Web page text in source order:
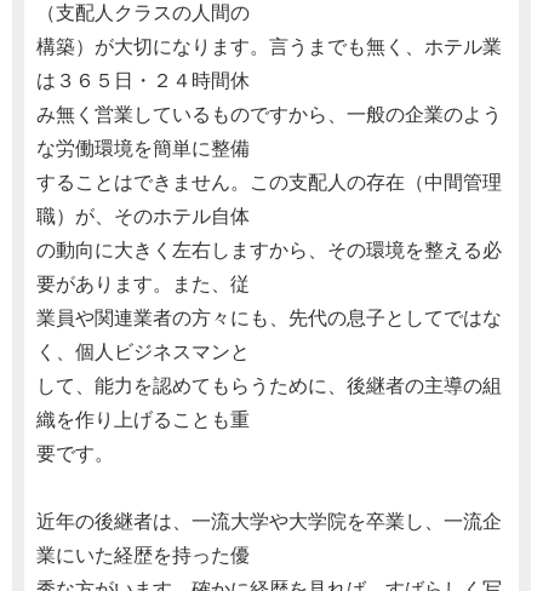
（支配人クラスの人間の
構築）が大切になります。言うまでも無く、ホテル業
は３６５日・２４時間休
み無く営業しているものですから、一般の企業のよう
な労働環境を簡単に整備
することはできません。この支配人の存在（中間管理
職）が、そのホテル自体
の動向に大きく左右しますから、その環境を整える必
要があります。また、従
業員や関連業者の方々にも、先代の息子としてではな
く、個人ビジネスマンと
して、能力を認めてもらうために、後継者の主導の組
織を作り上げることも重
要です。
近年の後継者は、一流大学や大学院を卒業し、一流企
業にいた経歴を持った優